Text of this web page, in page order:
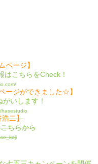
ページ】
はこちらをCheck！
ージができました☆】
がいします！
hasestudio
二】
ちらから